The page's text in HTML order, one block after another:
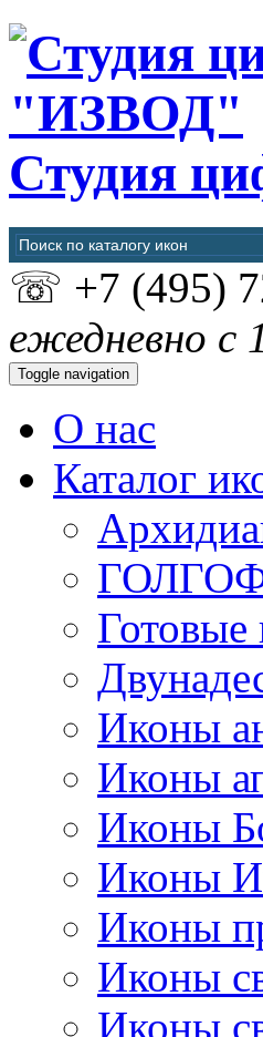
"ИЗВОД"
Студия
☏ +7 (495)
ежедневно
Toggle navigation
О нас
Каталог
Готовые
Иконы
Иконы
Иконы
Иконы
Иконы
Иконы
Иконы